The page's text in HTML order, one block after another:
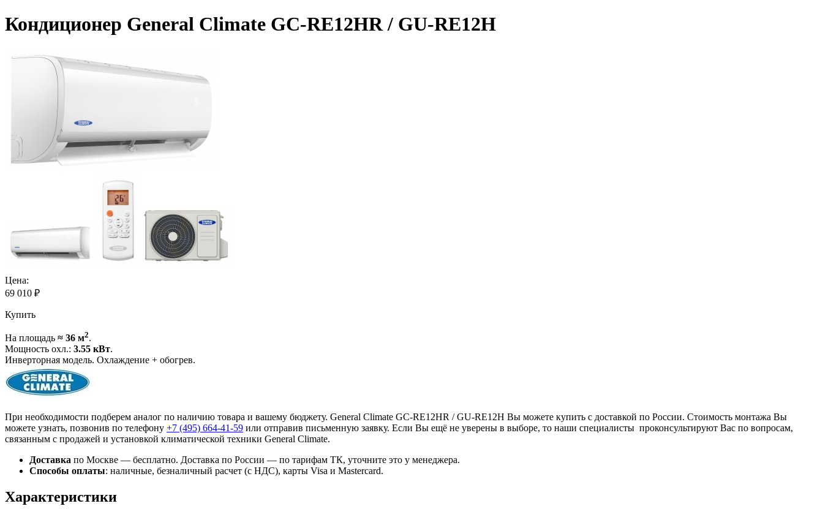
Кондиционер General Climate GC-RE12HR / GU-RE12H
Цена:
69 010 ₽
Купить
На площадь ≈ 36 м2.
Мощность охл.: 3.55 кВт.
Инверторная модель. Охлаждение + обогрев.
При необходимости подберем аналог по наличию товара и вашему бюджету. General Climate GC-RE12HR / GU-RE12H Вы можете купить с доставкой по России. Стоимость монтажа Вы
можете узнать, позвонив по телефону +7 (495) 664-41-59 или отправив письменную заявку. Если Вы ещё не уверены в выборе, то наши специалисты проконсультируют Вас по вопросам,
связанным с продажей и установкой климатической техники General Climate.
Доставка по Москве — бесплатно. Доставка по России — по тарифам ТК, уточните это у менеджера.
Способы оплаты: наличные, безналичный расчет (с НДС), карты Visa и Mastercard.
Характеристики